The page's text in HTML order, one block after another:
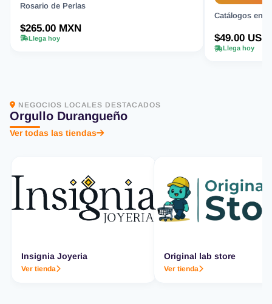
Rosario de Perlas
$265.00 MXN
Llega hoy
Catálogos en
$49.00 USD
Llega hoy
NEGOCIOS LOCALES DESTACADOS
Orgullo Durangueño
Ver todas las tiendas
Insignia Joyeria
Ver tienda
Original lab store
Ver tienda